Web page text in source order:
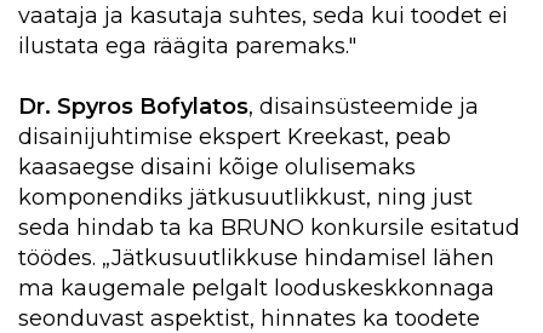
vaataja ja kasutaja suhtes, seda kui toodet ei
ilustata ega räägita paremaks."
Dr. Spyros Bofylatos, disainsüsteemide ja
disainijuhtimise ekspert Kreekast, peab
kaasaegse disaini kõige olulisemaks
komponendiks jätkusuutlikkust, ning just
seda hindab ta ka BRUNO konkursile esitatud
töödes. „Jätkusuutlikkuse hindamisel lähen
ma kaugemale pelgalt looduskeskkonnaga
seonduvast aspektist, hinnates ka toodete